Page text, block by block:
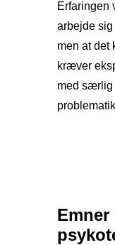
Erfaringen
arbejde sig
men at det
kræver
med særlig